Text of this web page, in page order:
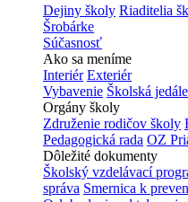
Dejiny školy Riaditelia
Šrobárke
Súčasnosť
Ako sa meníme
Interiér Exteriér
Vybavenie Školská
Orgány školy
Združenie rodičov školy
Pedagogická rada OZ
Dôležité dokumenty
Školský vzdelávací
správa Smernica k